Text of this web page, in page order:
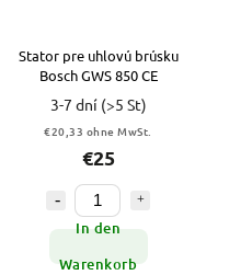
Stator pre uhlovú brúsku
Bosch GWS 850 CE
3-7 dní (>5 St)
€20,33 ohne MwSt.
€25
In den
Warenkorb